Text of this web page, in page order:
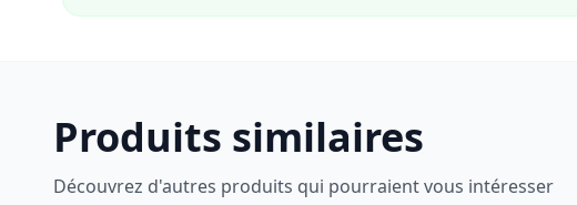
Produits similaires
Découvrez d'autres produits qui pourraient vous intéresser